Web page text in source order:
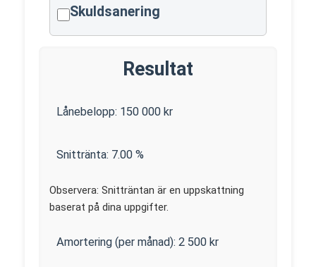
Skuldsanering
Resultat
Lånebelopp: 150 000 kr
Snittränta: 7.00 %
Observera: Snitträntan är en uppskattning
baserat på dina uppgifter.
Amortering (per månad): 2 500 kr